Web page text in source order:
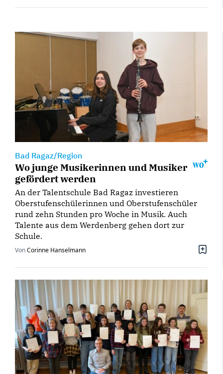
Bad Ragaz/Region
Wo junge Musikerinnen und Musiker
gefördert werden
An der Talentschule Bad Ragaz investieren
Oberstufenschülerinnen und Oberstufenschüler
rund zehn Stunden pro Woche in Musik. Auch
Talente aus dem Werdenberg gehen dort zur
Schule.
VonCorinne Hanselmann